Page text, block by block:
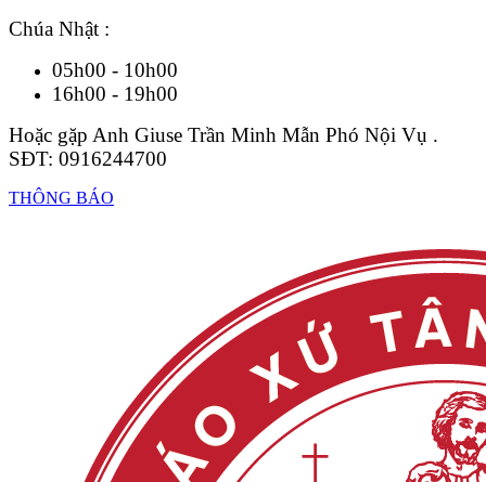
Chúa Nhật :
05h00 - 10h00
16h00 - 19h00
Hoặc gặp Anh Giuse Trần Minh Mẫn Phó Nội Vụ .
SĐT: 0916244700
THÔNG BÁO